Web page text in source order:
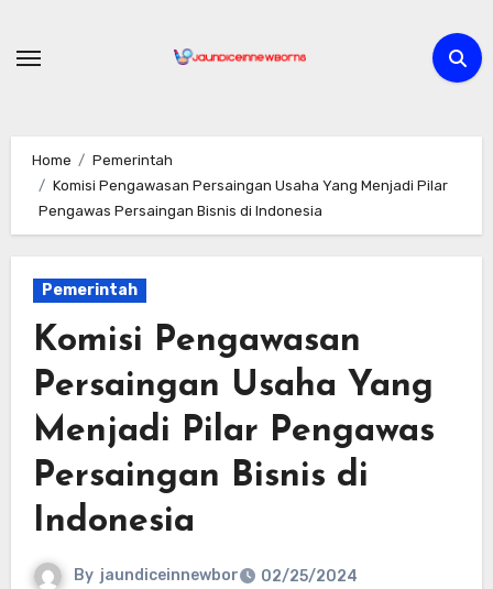
Home
Pemerintah
Komisi Pengawasan Persaingan Usaha Yang Menjadi Pilar
Pengawas Persaingan Bisnis di Indonesia
Pemerintah
Komisi Pengawasan
Persaingan Usaha Yang
Menjadi Pilar Pengawas
Persaingan Bisnis di
Indonesia
By jaundiceinnewbor
02/25/2024